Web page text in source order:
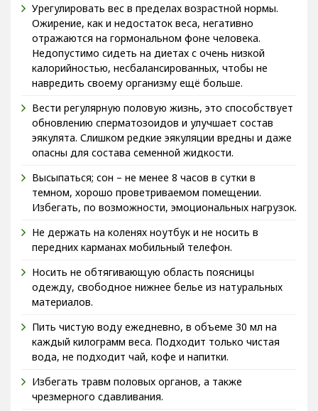
Урегулировать вес в пределах возрастной нормы.
Ожирение, как и недостаток веса, негативно
отражаются на гормональном фоне человека.
Недопустимо сидеть на диетах с очень низкой
калорийностью, несбалансированных, чтобы не
навредить своему организму ещё больше.
Вести регулярную половую жизнь, это способствует
обновлению сперматозоидов и улучшает состав
эякулята. Слишком редкие эякуляции вредны и даже
опасны для состава семенной жидкости.
Высыпаться; сон – не менее 8 часов в сутки в
темном, хорошо проветриваемом помещении.
Избегать, по возможности, эмоциональных нагрузок.
Не держать на коленях ноутбук и не носить в
передних карманах мобильный телефон.
Носить не обтягивающую область поясницы
одежду, свободное нижнее белье из натуральных
материалов.
Пить чистую воду ежедневно, в объеме 30 мл на
каждый килограмм веса. Подходит только чистая
вода, не подходит чай, кофе и напитки.
Избегать травм половых органов, а также
чрезмерного сдавливания.